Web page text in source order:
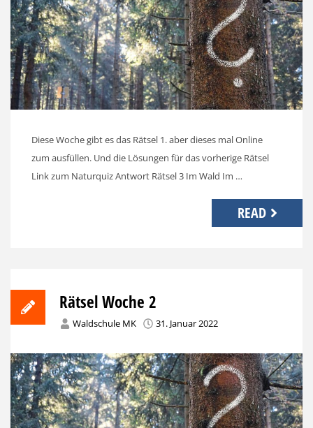
Diese Woche gibt es das Rätsel 1. aber dieses mal Online
zum ausfüllen. Und die Lösungen für das vorherige Rätsel
Link zum Naturquiz Antwort Rätsel 3 Im Wald Im …
READ
Rätsel Woche 2
Waldschule MK 31. Januar 2022